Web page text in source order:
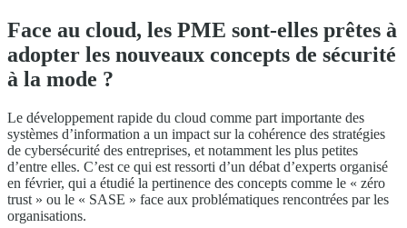
Face au cloud, les PME sont-elles prêtes à
adopter les nouveaux concepts de sécurité
à la mode ?
Le développement rapide du cloud comme part importante des
systèmes d’information a un impact sur la cohérence des stratégies
de cybersécurité des entreprises, et notamment les plus petites
d’entre elles. C’est ce qui est ressorti d’un débat d’experts organisé
en février, qui a étudié la pertinence des concepts comme le « zéro
trust » ou le « SASE » face aux problématiques rencontrées par les
organisations.